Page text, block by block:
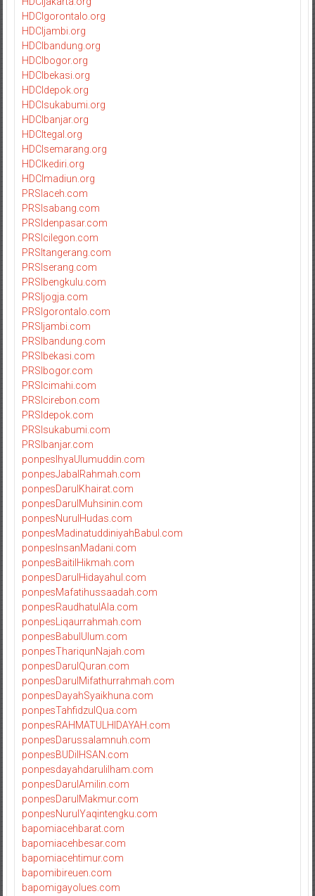
HDCIgorontalo.org
HDCIjambi.org
HDCIbandung.org
HDCIbogor.org
HDCIbekasi.org
HDCIdepok.org
HDCIsukabumi.org
HDCIbanjar.org
HDCItegal.org
HDCIsemarang.org
HDCIkediri.org
HDCImadiun.org
PRSIaceh.com
PRSIsabang.com
PRSIdenpasar.com
PRSIcilegon.com
PRSItangerang.com
PRSIserang.com
PRSIbengkulu.com
PRSIjogja.com
PRSIgorontalo.com
PRSIjambi.com
PRSIbandung.com
PRSIbekasi.com
PRSIbogor.com
PRSIcimahi.com
PRSIcirebon.com
PRSIdepok.com
PRSIsukabumi.com
PRSIbanjar.com
ponpesIhyaUlumuddin.com
ponpesJabalRahmah.com
ponpesDarulKhairat.com
ponpesDarulMuhsinin.com
ponpesNurulHudas.com
ponpesMadinatuddiniyahBabul.com
ponpesInsanMadani.com
ponpesBaitilHikmah.com
ponpesDarulHidayahul.com
ponpesMafatihussaadah.com
ponpesRaudhatulAla.com
ponpesLiqaurrahmah.com
ponpesBabulUlum.com
ponpesThariqunNajah.com
ponpesDarulQuran.com
ponpesDarulMifathurrahmah.com
ponpesDayahSyaikhuna.com
ponpesTahfidzulQua.com
ponpesRAHMATULHIDAYAH.com
ponpesDarussalamnuh.com
ponpesBUDiIHSAN.com
ponpesdayahdarulilham.com
ponpesDarulAmilin.com
ponpesDarulMakmur.com
ponpesNurulYaqintengku.com
bapomiacehbarat.com
bapomiacehbesar.com
bapomiacehtimur.com
bapomibireuen.com
bapomigayolues.com